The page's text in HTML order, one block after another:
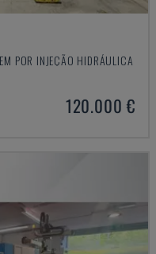
POR INJEÇÃO HIDRÁULICA
120.000 €